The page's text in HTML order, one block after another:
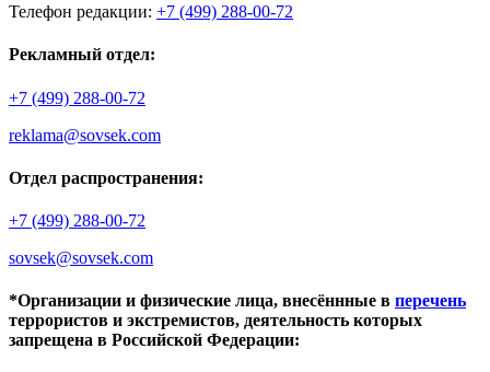
Телефон редакции: +7 (499) 288-00-72
Рекламный отдел:
+7 (499) 288-00-72
reklama@sovsek.com
Отдел распространения:
+7 (499) 288-00-72
sovsek@sovsek.com
*Организации и физические лица, внесённные в перечень
террористов и экстремистов, деятельность которых
запрещена в Российской Федерации: